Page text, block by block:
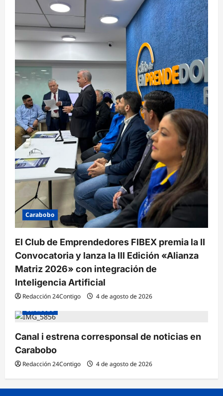
Carabobo
El Club de Emprendedores FIBEX premia la II
Convocatoria y lanza la III Edición «Alianza
Matriz 2026» con integración de
Inteligencia Artificial
Redacción 24Contigo
4 de agosto de 2026
Carabobo
Canal i estrena corresponsal de noticias en
Carabobo
Redacción 24Contigo 4 de agosto de 2026